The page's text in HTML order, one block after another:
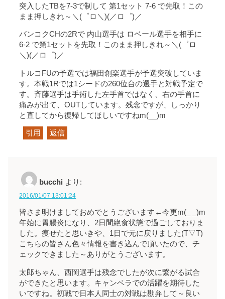
突入したTBを7-3で制して 第1セット 7-6 で先取！この
まま押しきれ～＼(゜ロ＼)(／ロ゜)／
バンコクCHの2Rで 内山選手は ロベール選手を相手に
6-2 で第1セットを先取！このまま押しきれ～＼(゜ロ
＼)(／ロ゜)／
トルコFUの予選では福田創楽選手が予選突破していま
す。本戦1Rでは1シードの260位台の選手と対戦予定で
す。斉藤選手は手術した左手首ではなく、右の手首に
痛みが出て、OUTしています。残念ですが、しっかり
と直してから復帰してほしいですねm(__)m
引用 返信
bucchi より:
2016/01/07 13:01:24
皆さま明けましておめでとうございます←今更m(_ _)m
年始に胃腸炎になり、2日間絶食状態で過ごしておりま
した。痩せたと思いきや、1日で元に戻りました(T▽T)
こちらの皆さん色々情報を書き込んで頂いたので、チ
ェックできました～ありがとうございます。
太郎ちゃん、西岡選手は残念でしたが次に繋がる試合
ができたと思います。キャンベラでの活躍を期待した
いですね。初戦で日本人同士の対戦は勘弁して～良い